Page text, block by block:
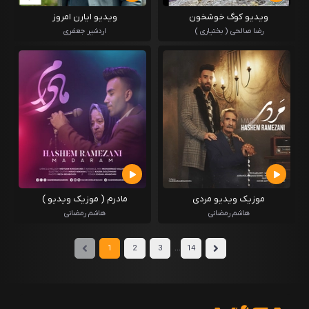
ویدیو کوگ خوشخون
رضا صالحی ( بختیاری )
ویدیو ایارن امروز
اردشیر جعفری
موزیک ویدیو مردی
هاشم رمضانی
مادرم ( موزیک ویدیو )
هاشم رمضانی
1 2 3 ... 14